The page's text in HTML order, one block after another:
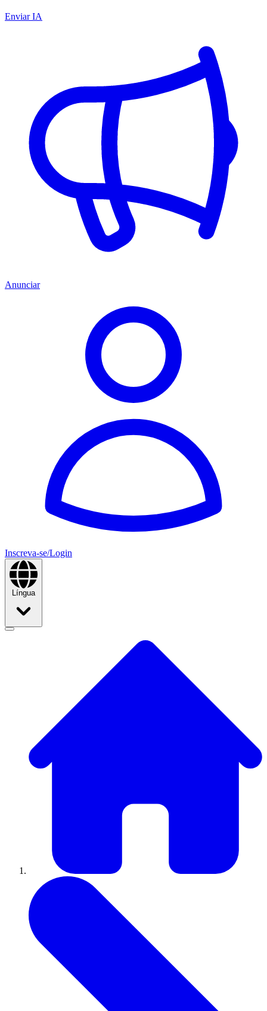
Enviar IA
Anunciar
Inscreva-se/Login
Língua